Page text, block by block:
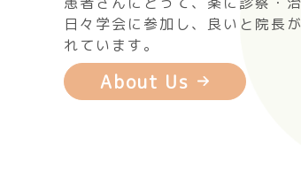
日々学会に参加し、良いと院長
れています。
About Us